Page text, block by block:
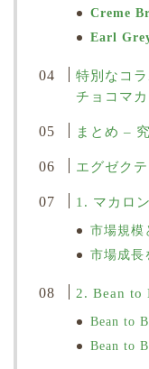
Creme
Earl
特別なコ
チョコマ
まとめ –
エグゼク
1. マカロ
市場規模
市場成長
2. Bean to
Bean to
Bean to